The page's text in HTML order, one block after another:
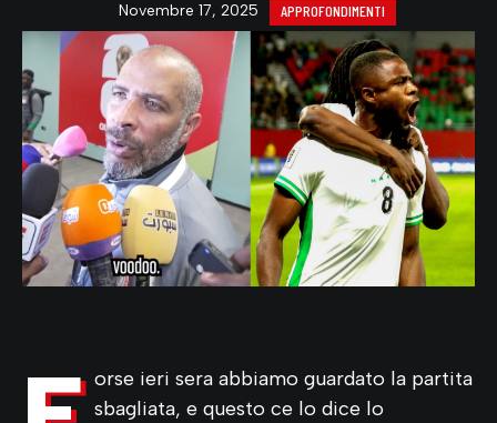
Novembre 17, 2025 APPROFONDIMENTI
orse ieri sera abbiamo guardato la partita
sbagliata, e questo ce lo dice lo